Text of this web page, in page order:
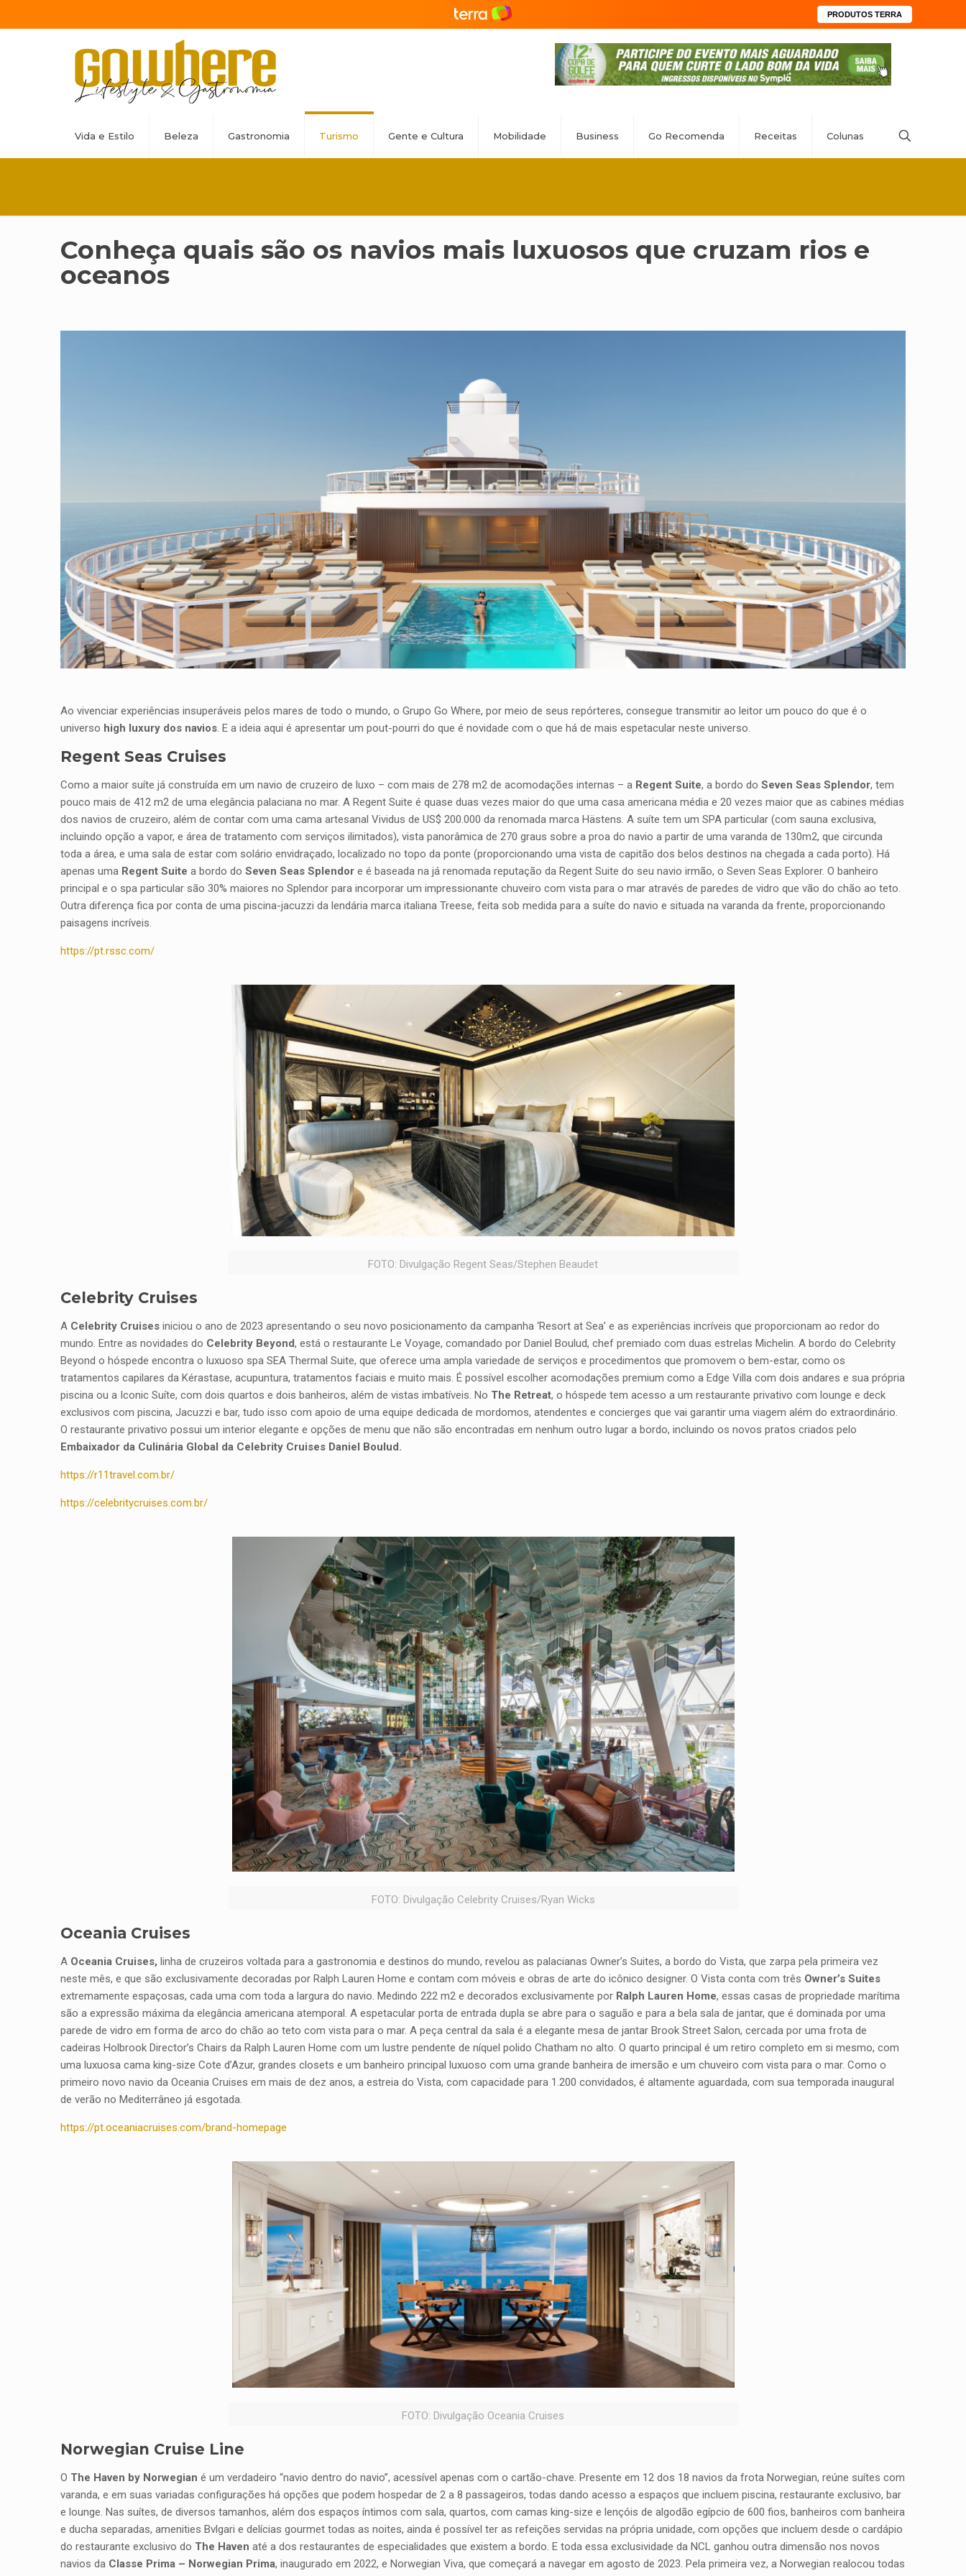
PRODUTOS TERRA
Vida e Estilo Beleza Gastronomia Turismo Gente e Cultura Mobilidade Business Go Recomenda Receitas Colunas
Conheça quais são os navios mais luxuosos que cruzam rios e
oceanos
Ao vivenciar experiências insuperáveis pelos mares de todo o mundo, o Grupo Go Where, por meio de seus repórteres, consegue transmitir ao leitor um pouco do que é o
universo high luxury dos navios. E a ideia aqui é apresentar um pout-pourri do que é novidade com o que há de mais espetacular neste universo.
Regent Seas Cruises
Como a maior suíte já construída em um navio de cruzeiro de luxo – com mais de 278 m2 de acomodações internas – a Regent Suite, a bordo do Seven Seas Splendor, tem
pouco mais de 412 m2 de uma elegância palaciana no mar. A Regent Suite é quase duas vezes maior do que uma casa americana média e 20 vezes maior que as cabines médias
dos navios de cruzeiro, além de contar com uma cama artesanal Vividus de US$ 200.000 da renomada marca Hästens. A suíte tem um SPA particular (com sauna exclusiva,
incluindo opção a vapor, e área de tratamento com serviços ilimitados), vista panorâmica de 270 graus sobre a proa do navio a partir de uma varanda de 130m2, que circunda
toda a área, e uma sala de estar com solário envidraçado, localizado no topo da ponte (proporcionando uma vista de capitão dos belos destinos na chegada a cada porto). Há
apenas uma Regent Suite a bordo do Seven Seas Splendor e é baseada na já renomada reputação da Regent Suite do seu navio irmão, o Seven Seas Explorer. O banheiro
principal e o spa particular são 30% maiores no Splendor para incorporar um impressionante chuveiro com vista para o mar através de paredes de vidro que vão do chão ao teto.
Outra diferença fica por conta de uma piscina-jacuzzi da lendária marca italiana Treese, feita sob medida para a suíte do navio e situada na varanda da frente, proporcionando
paisagens incríveis.
https://pt.rssc.com/
FOTO: Divulgação Regent Seas/Stephen Beaudet
Celebrity Cruises
A Celebrity Cruises iniciou o ano de 2023 apresentando o seu novo posicionamento da campanha ‘Resort at Sea’ e as experiências incríveis que proporcionam ao redor do
mundo. Entre as novidades do Celebrity Beyond, está o restaurante Le Voyage, comandado por Daniel Boulud, chef premiado com duas estrelas Michelin. A bordo do Celebrity
Beyond o hóspede encontra o luxuoso spa SEA Thermal Suite, que oferece uma ampla variedade de serviços e procedimentos que promovem o bem-estar, como os
tratamentos capilares da Kérastase, acupuntura, tratamentos faciais e muito mais. É possível escolher acomodações premium como a Edge Villa com dois andares e sua própria
piscina ou a Iconic Suíte, com dois quartos e dois banheiros, além de vistas imbatíveis. No The Retreat, o hóspede tem acesso a um restaurante privativo com lounge e deck
exclusivos com piscina, Jacuzzi e bar, tudo isso com apoio de uma equipe dedicada de mordomos, atendentes e concierges que vai garantir uma viagem além do extraordinário.
O restaurante privativo possui um interior elegante e opções de menu que não são encontradas em nenhum outro lugar a bordo, incluindo os novos pratos criados pelo
Embaixador da Culinária Global da Celebrity Cruises Daniel Boulud.
https://r11travel.com.br/
https://celebritycruises.com.br/
FOTO: Divulgação Celebrity Cruises/Ryan Wicks
Oceania Cruises
A Oceania Cruises, linha de cruzeiros voltada para a gastronomia e destinos do mundo, revelou as palacianas Owner’s Suites, a bordo do Vista, que zarpa pela primeira vez
neste mês, e que são exclusivamente decoradas por Ralph Lauren Home e contam com móveis e obras de arte do icônico designer. O Vista conta com três Owner’s Suites
extremamente espaçosas, cada uma com toda a largura do navio. Medindo 222 m2 e decorados exclusivamente por Ralph Lauren Home, essas casas de propriedade marítima
são a expressão máxima da elegância americana atemporal. A espetacular porta de entrada dupla se abre para o saguão e para a bela sala de jantar, que é dominada por uma
parede de vidro em forma de arco do chão ao teto com vista para o mar. A peça central da sala é a elegante mesa de jantar Brook Street Salon, cercada por uma frota de
cadeiras Holbrook Director’s Chairs da Ralph Lauren Home com um lustre pendente de níquel polido Chatham no alto. O quarto principal é um retiro completo em si mesmo, com
uma luxuosa cama king-size Cote d’Azur, grandes closets e um banheiro principal luxuoso com uma grande banheira de imersão e um chuveiro com vista para o mar. Como o
primeiro novo navio da Oceania Cruises em mais de dez anos, a estreia do Vista, com capacidade para 1.200 convidados, é altamente aguardada, com sua temporada inaugural
de verão no Mediterrâneo já esgotada.
https://pt.oceaniacruises.com/brand-homepage
FOTO: Divulgação Oceania Cruises
Norwegian Cruise Line
O The Haven by Norwegian é um verdadeiro “navio dentro do navio”, acessível apenas com o cartão-chave. Presente em 12 dos 18 navios da frota Norwegian, reúne suítes com
varanda, e em suas variadas configurações há opções que podem hospedar de 2 a 8 passageiros, todas dando acesso a espaços que incluem piscina, restaurante exclusivo, bar
e lounge. Nas suítes, de diversos tamanhos, além dos espaços íntimos com sala, quartos, com camas king-size e lençóis de algodão egípcio de 600 fios, banheiros com banheira
e ducha separadas, amenities Bvlgari e delícias gourmet todas as noites, ainda é possível ter as refeições servidas na própria unidade, com opções que incluem desde o cardápio
do restaurante exclusivo do The Haven até a dos restaurantes de especialidades que existem a bordo. E toda essa exclusividade da NCL ganhou outra dimensão nos novos
navios da Classe Prima – Norwegian Prima, inaugurado em 2022, e Norwegian Viva, que começará a navegar em agosto de 2023. Pela primeira vez, a Norwegian realocou todas